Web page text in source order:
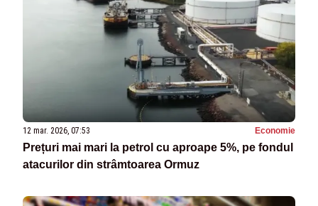
12 mar. 2026, 07:53 Economie
Prețuri mai mari la petrol cu aproape 5%, pe fondul
atacurilor din strâmtoarea Ormuz